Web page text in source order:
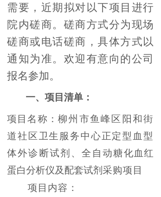
需要，近期拟对以下项目进行
院内磋商。磋商方式分为现场
磋商或电话磋商，具体方式以
通知为准。欢迎有意向的公司
报名参加。
一、项目清单：
项目名称：柳州市鱼峰区阳和街
道社区卫生服务中心正定型血型
体外诊断试剂 、 全自动糖化血红
蛋白分析仪及配套试剂采购项目
项目内容：